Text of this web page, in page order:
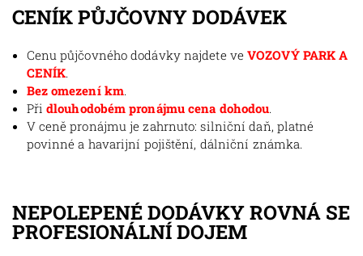
CENÍK PŮJČOVNY DODÁVEK
Cenu půjčovného dodávky najdete veVOZOVÝ PARK A
CENÍK.
Bez omezení km.
Při dlouhodobém pronájmu cena dohodou.
V ceně pronájmu je zahrnuto: silniční daň, platné
povinné a havarijní pojištění, dálniční známka.
NEPOLEPENÉ DODÁVKY ROVNÁ SE
PROFESIONÁLNÍ DOJEM